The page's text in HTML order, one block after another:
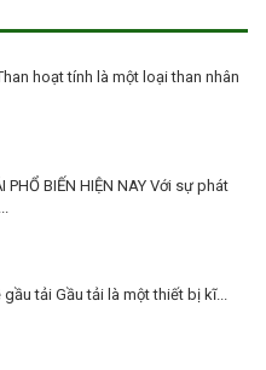
hoạt tính là một loại than nhân
PHỔ BIẾN HIỆN NAY Với sự phát
gầu tải Gầu tải là một thiết bị kĩ...